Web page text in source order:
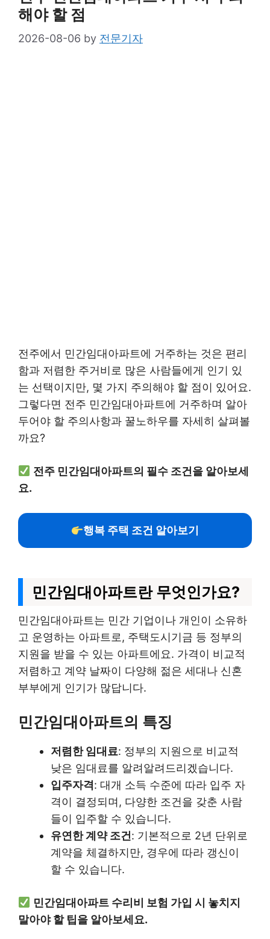
해야 할 점
2026-08-06 by 전문기자
전주에서 민간임대아파트에 거주하는 것은 편리
함과 저렴한 주거비로 많은 사람들에게 인기 있
는 선택이지만, 몇 가지 주의해야 할 점이 있어요.
그렇다면 전주 민간임대아파트에 거주하며 알아
두어야 할 주의사항과 꿀노하우를 자세히 살펴볼
까요?
전주 민간임대아파트의 필수 조건을 알아보세
요.
행복 주택 조건 알아보기
민간임대아파트란 무엇인가요?
민간임대아파트는 민간 기업이나 개인이 소유하
고 운영하는 아파트로, 주택도시기금 등 정부의
지원을 받을 수 있는 아파트에요. 가격이 비교적
저렴하고 계약 날짜이 다양해 젊은 세대나 신혼
부부에게 인기가 많답니다.
민간임대아파트의 특징
저렴한 임대료: 정부의 지원으로 비교적
낮은 임대료를 알려알려드리겠습니다.
입주자격 : 대개 소득 수준에 따라 입주 자
격이 결정되며, 다양한 조건을 갖춘 사람
들이 입주할 수 있습니다.
유연한 계약 조건: 기본적으로 2년 단위로
계약을 체결하지만, 경우에 따라 갱신이
할 수 있습니다.
민간임대아파트 수리비 보험 가입 시 놓치지
말아야 할 팁을 알아보세요.